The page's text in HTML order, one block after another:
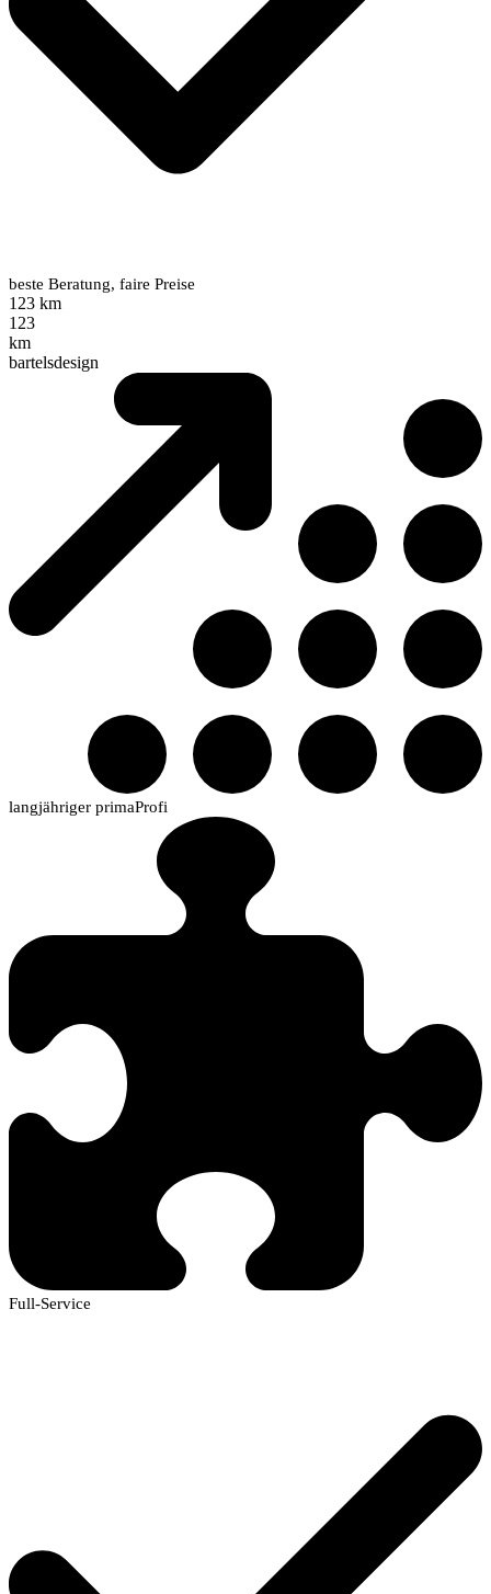
beste Beratung, faire Preise
123 km
123
km
bartelsdesign
langjähriger primaProfi
Full-Service